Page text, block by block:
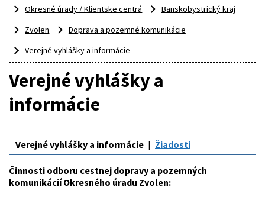
Okresné úrady / Klientske centrá
Banskobystrický kraj
Zvolen
Doprava a pozemné komunikácie
Verejné vyhlášky a informácie
Verejné vyhlášky a
informácie
Verejné vyhlášky a informácie Žiadosti
Činnosti odboru cestnej dopravy a pozemných
komunikácií Okresného úradu Zvolen: